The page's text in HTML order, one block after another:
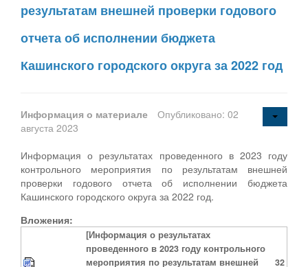
результатам внешней проверки годового
отчета об исполнении бюджета
Кашинского городского округа за 2022 год
Информация о материале
Опубликовано: 02
августа 2023
Информация о результатах проведенного в 2023 году
контрольного мероприятия по результатам внешней
проверки годового отчета об исполнении бюджета
Кашинского городского округа за 2022 год.
Вложения:
[Информация о результатах
проведенного в 2023 году контрольного
мероприятия по результатам внешней
32